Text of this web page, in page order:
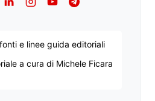
LinkedInInstagram
YouTubeTelegram
e linee guida editoriali
a cura di Michele Ficara